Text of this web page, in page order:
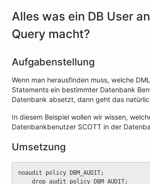
Alles was ein DB User
Query macht?
Aufgabenstellung
Wenn man herausfinden muss, welche
Statements ein bestimmter Datenbank
Datenbank absetzt, dann geht das
In diesem Beispiel wollen wir wissen,
Datenbankbenutzer SCOTT in der
Umsetzung
noaudit policy DBM_AUDIT;
	drop audit policy DBM_AUDIT;